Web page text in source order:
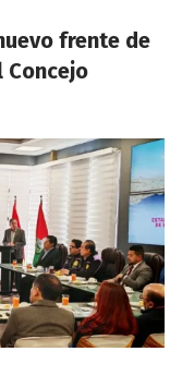
frente de